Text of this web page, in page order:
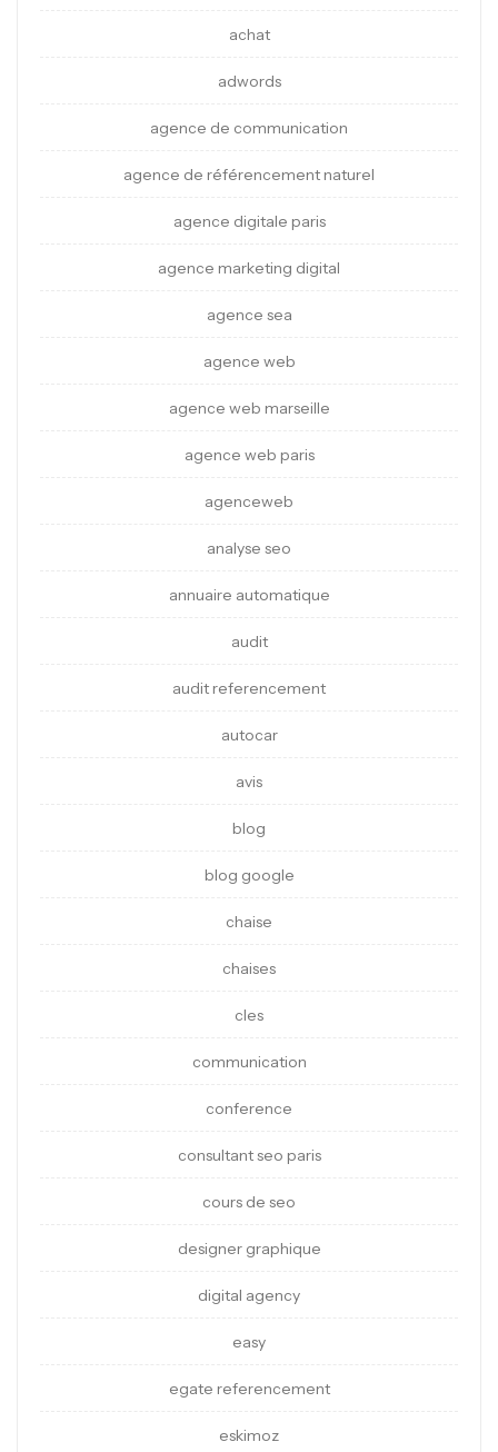
achat
adwords
agence de communication
agence de référencement naturel
agence digitale paris
agence marketing digital
agence sea
agence web
agence web marseille
agence web paris
agenceweb
analyse seo
annuaire automatique
audit
audit referencement
autocar
avis
blog
blog google
chaise
chaises
cles
communication
conference
consultant seo paris
cours de seo
designer graphique
digital agency
easy
egate referencement
eskimoz